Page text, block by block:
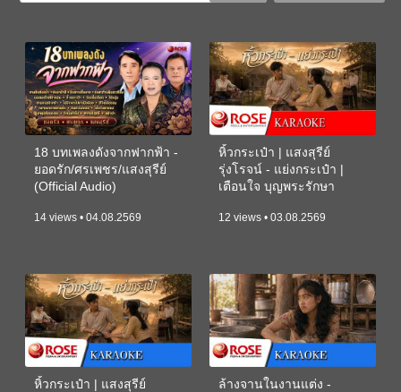
18 บทเพลงดังจากฟากฟ้า -
ยอดรัก/ศรเพชร/แสงสุรีย์
(Official Audio)
14 views • 04.08.2569
หิ้วกระเป๋า | แสงสุรีย์
รุ่งโรจน์ - แย่งกระเป๋า |
เตือนใจ บุญพระรักษา
12 views • 03.08.2569
หิ้วกระเป๋า | แสงสุรีย์
ล้างจานในงานแต่ง -